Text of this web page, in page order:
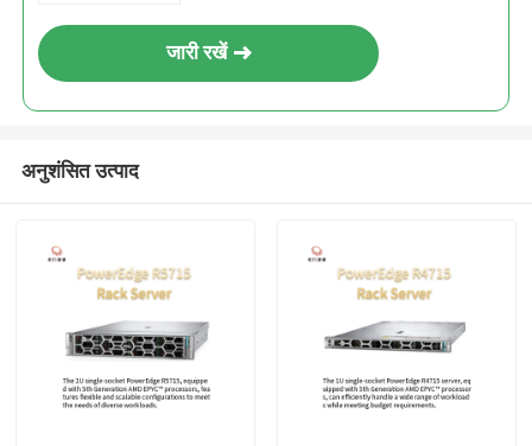
जारी रखें
अनुशंसित उत्पाद